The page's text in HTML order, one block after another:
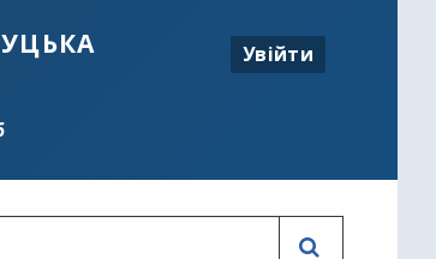
Увійти